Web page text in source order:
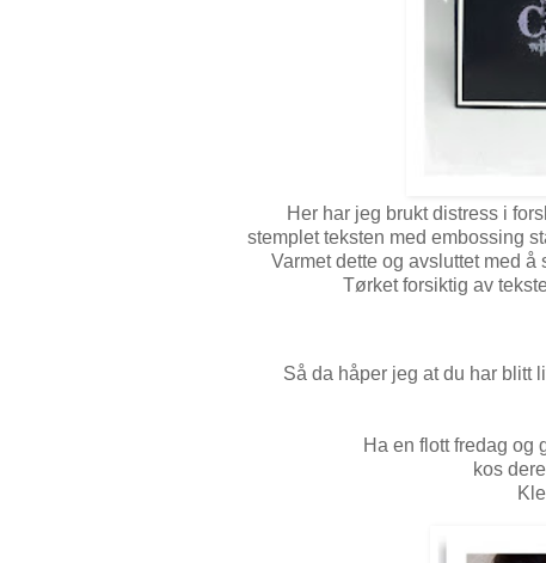
Her har jeg brukt distress i
stemplet teksten med embossing
Varmet dette og avsluttet med
Tørket forsiktig av
Så da håper jeg at du har blitt
Ha en flott fredag og
kos